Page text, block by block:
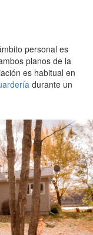
personal es
planos de la
es habitual en
durante un